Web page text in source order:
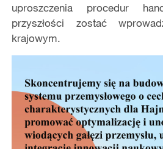
uproszczenia procedur
przyszłości zostać
krajowym.